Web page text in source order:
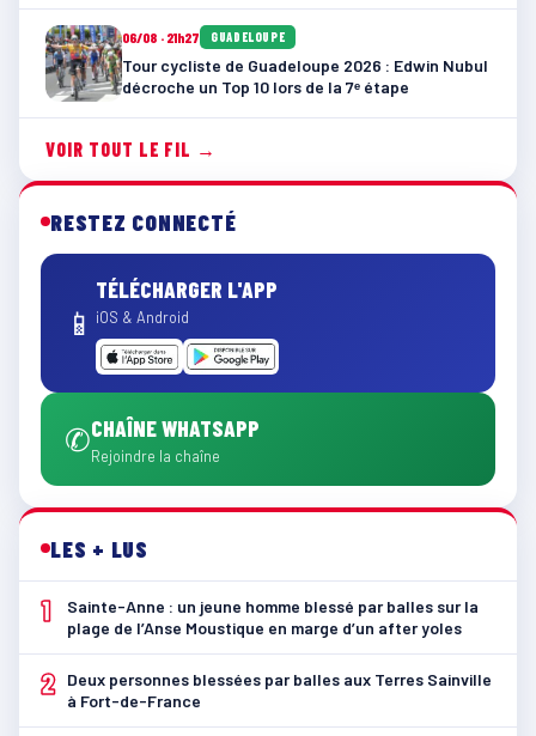
06/08 · 21h27 GUADELOUPE
Tour cycliste de Guadeloupe 2026 : Edwin Nubul
décroche un Top 10 lors de la 7ᵉ étape
VOIR TOUT LE FIL →
RESTEZ CONNECTÉ
📱
TÉLÉCHARGER L'APP
iOS & Android
✆CHAÎNE WHATSAPP
Rejoindre la chaîne
LES + LUS
1
Sainte-Anne : un jeune homme blessé par balles sur la
plage de l’Anse Moustique en marge d’un after yoles
2
Deux personnes blessées par balles aux Terres Sainville
à Fort-de-France